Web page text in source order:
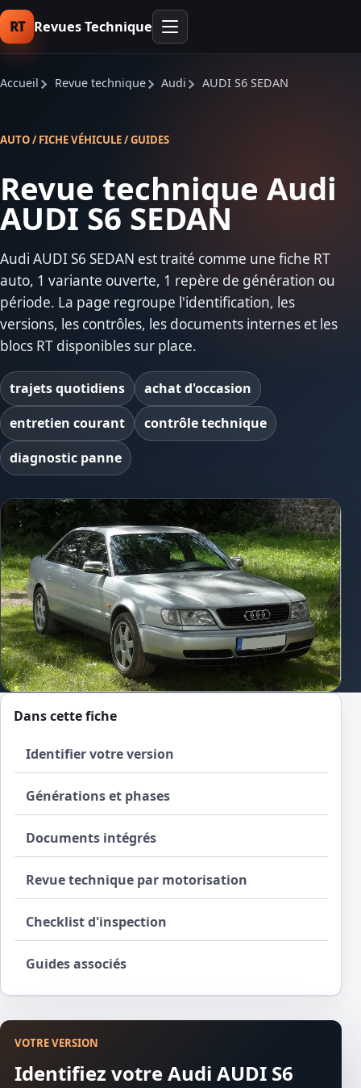
RT Revues Technique
Accueil Revue technique Audi AUDI S6 SEDAN
AUTO / FICHE VÉHICULE / GUIDES
Revue technique Audi
AUDI S6 SEDAN
Audi AUDI S6 SEDAN est traité comme une fiche RT
auto, 1 variante ouverte, 1 repère de génération ou
période. La page regroupe l'identification, les
versions, les contrôles, les documents internes et les
blocs RT disponibles sur place.
trajets quotidiens
achat d'occasion
entretien courant
contrôle technique
diagnostic panne
Dans cette fiche
Identifier votre version
Générations et phases
Documents intégrés
Revue technique par motorisation
Checklist d'inspection
Guides associés
VOTRE VERSION
Identifiez votre Audi AUDI S6